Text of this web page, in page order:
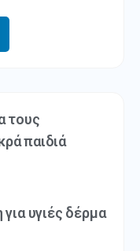
τους
παιδιά
υγιές δέρμα